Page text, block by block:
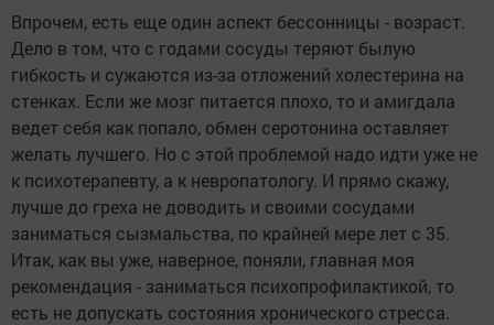
Впрочем, есть еще один аспект бессонницы - возраст.
Дело в том, что с годами сосуды теряют былую
гибкость и сужаются из-за отложений холестерина на
стенках. Если же мозг питается плохо, то и амигдала
ведет себя как попало, обмен серотонина оставляет
желать лучшего. Но с этой проблемой надо идти уже не
к психотерапевту, а к невропатологу. И прямо скажу,
лучше до греха не доводить и своими сосудами
заниматься сызмальства, по крайней мере лет с 35.
Итак, как вы уже, наверное, поняли, главная моя
рекомендация - заниматься психопрофилактикой, то
есть не допускать состояния хронического стресса.